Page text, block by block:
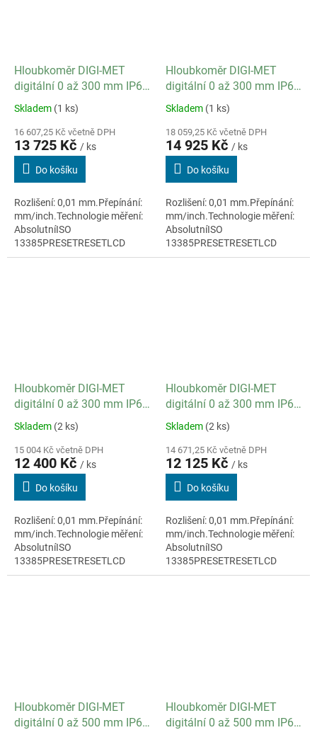
Hloubkoměr DIGI-MET
digitální 0 až 300 mm IP67
/ datový výstup ano
Skladem (1 ks)
16 607,25 Kč včetně DPH
13 725 Kč / ks
Do košíku
Rozlišení: 0,01 mm.Přepínání:
mm/inch.Technologie měření:
AbsolutníISO
13385PRESETRESETLCD
displej 11mmMateriál:
Hloubkoměr DIGI-MET
digitální 0 až 300 mm IP67
/ datový výstup ano
Skladem (1 ks)
18 059,25 Kč včetně DPH
14 925 Kč / ks
Do košíku
Rozlišení: 0,01 mm.Přepínání:
mm/inch.Technologie měření:
AbsolutníISO
13385PRESETRESETLCD
displej 11mmMateriál:
Hloubkoměr DIGI-MET
digitální 0 až 300 mm IP67
/ datový výstup ano
Skladem (2 ks)
15 004 Kč včetně DPH
12 400 Kč / ks
Do košíku
Rozlišení: 0,01 mm.Přepínání:
mm/inch.Technologie měření:
AbsolutníISO
13385PRESETRESETLCD
displej 7,5mmMateriál:
Hloubkoměr DIGI-MET
digitální 0 až 300 mm IP67
/ datový výstup ano
Skladem (2 ks)
14 671,25 Kč včetně DPH
12 125 Kč / ks
Do košíku
Rozlišení: 0,01 mm.Přepínání:
mm/inch.Technologie měření:
AbsolutníISO
13385PRESETRESETLCD
displej 7,5mmMateriál:
Hloubkoměr DIGI-MET
digitální 0 až 500 mm IP67
Hloubkoměr DIGI-MET
digitální 0 až 500 mm IP67